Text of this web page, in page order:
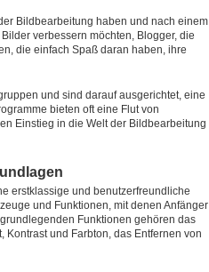
Bildbearbeitung haben und nach einem
verbessern möchten, Blogger, die
die einfach Spaß daran haben, ihre
und sind darauf ausgerichtet, eine
bieten oft eine Flut von
Einstieg in die Welt der Bildbearbeitung
erstklassige und benutzerfreundliche
und Funktionen, mit denen Anfänger
Funktionen gehören das
und Farbton, das Entfernen von